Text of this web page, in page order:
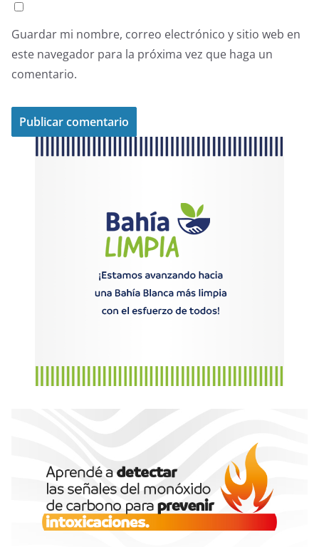
Guardar mi nombre, correo electrónico y sitio web en
este navegador para la próxima vez que haga un
comentario.